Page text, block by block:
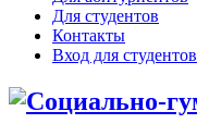
Для студентов
Контакты
Вход для студентов